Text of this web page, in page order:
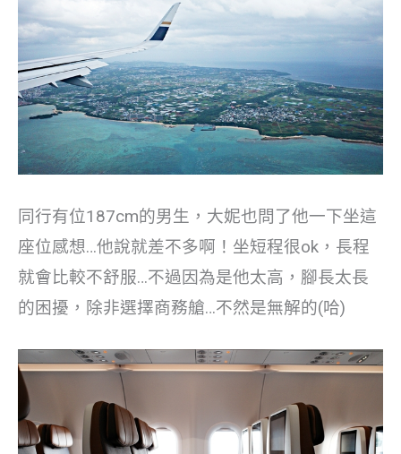
同行有位187cm的男生，大妮也問了他一下坐這
座位感想…他說就差不多啊！坐短程很ok，長程
就會比較不舒服…不過因為是他太高，腳長太長
的困擾，除非選擇商務艙…不然是無解的(哈)